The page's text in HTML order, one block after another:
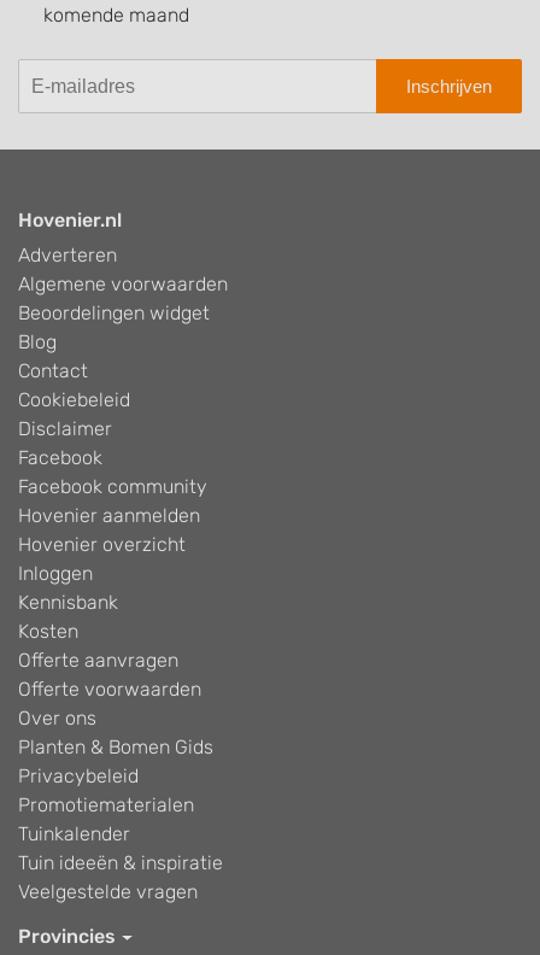
komende maand
Inschrijven
Hovenier.nl
Adverteren
Algemene voorwaarden
Beoordelingen widget
Blog
Contact
Cookiebeleid
Disclaimer
Facebook
Facebook community
Hovenier aanmelden
Hovenier overzicht
Inloggen
Kennisbank
Kosten
Offerte aanvragen
Offerte voorwaarden
Over ons
Planten & Bomen Gids
Privacybeleid
Promotiematerialen
Tuinkalender
Tuin ideeën & inspiratie
Veelgestelde vragen
Provincies